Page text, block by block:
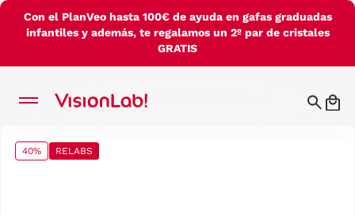
Con el PlanVeo hasta 100€ de ayuda en gafas graduadas
infantiles y además, te regalamos un 2º par de cristales
GRATIS
40% RELABS